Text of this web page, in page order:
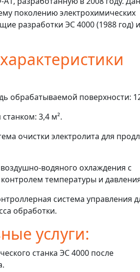
поколению электрохимических
разработки ЭС 4000 (1988 год)
обрабатываемой поверхности:
3,4 м².
очистки электролита для
водяного охлаждения с
температуры и
система управления
обработки.
услуги:
станка ЭС 4000 после